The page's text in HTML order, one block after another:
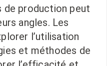
de production peut
angles. Les
l’utilisation
et méthodes de